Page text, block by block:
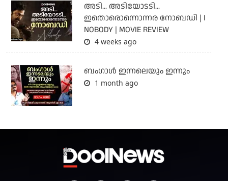
അടി... അടിയോടടി...
ഇതൊരൊന്നൊന്നര നോബഡി | I
NOBODY | MOVIE REVIEW
4 weeks ago
ബംഗാള്‍ ഇന്നലെയും ഇന്നും
1 month ago